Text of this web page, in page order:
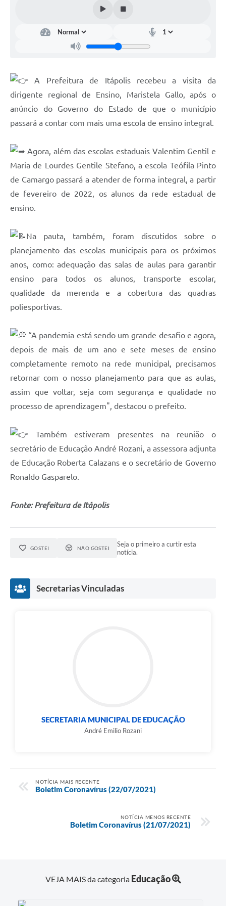
Feriados Municipais
Bairros Rurais
Galeria de Fotos
Ouvidoria Municipal
Audiências Públicas
Arquivos para Download
Carta de Serviços
Notícias
Turismo
Galeria de Vídeos
Projetos
Contas Públicas
Links
Telefones Úteis
Enquete
Jornal
Agenda
e-SIC
A Prefeitura de Itápolis recebeu a visita da
dirigente regional de Ensino, Maristela Gallo, após o
anúncio do Governo do Estado de que o município
passará a contar com mais uma escola de ensino integral.
Agora, além das escolas estaduais Valentim Gentil e
Maria de Lourdes Gentile Stefano, a escola Teófila Pinto
de Camargo passará a atender de forma integral, a partir
de fevereiro de 2022, os alunos da rede estadual de
ensino.
Na pauta, também, foram discutidos sobre o
planejamento das escolas municipais para os próximos
anos, como: adequação das salas de aulas para garantir
ensino para todos os alunos, transporte escolar,
qualidade da merenda e a cobertura das quadras
poliesportivas.
“A pandemia está sendo um grande desafio e agora,
depois de mais de um ano e sete meses de ensino
completamente remoto na rede municipal, precisamos
retornar com o nosso planejamento para que as aulas,
assim que voltar, seja com segurança e qualidade no
processo de aprendizagem", destacou o prefeito.
Também estiveram presentes na reunião o
secretário de Educação André Rozani, a assessora adjunta
de Educação Roberta Calazans e o secretário de Governo
Ronaldo Gasparelo.
Fonte: Prefeitura de Itápolis
GOSTEI NÃO GOSTEI
Seja o primeiro a curtir esta
notícia.
Secretarias Vinculadas
SECRETARIA MUNICIPAL DE EDUCAÇÃO
André Emilio Rozani
NOTÍCIA MAIS RECENTE
Boletim Coronavírus (22/07/2021)
NOTÍCIA MENOS RECENTE
Boletim Coronavírus (21/07/2021)
VEJA MAIS da categoria Educação